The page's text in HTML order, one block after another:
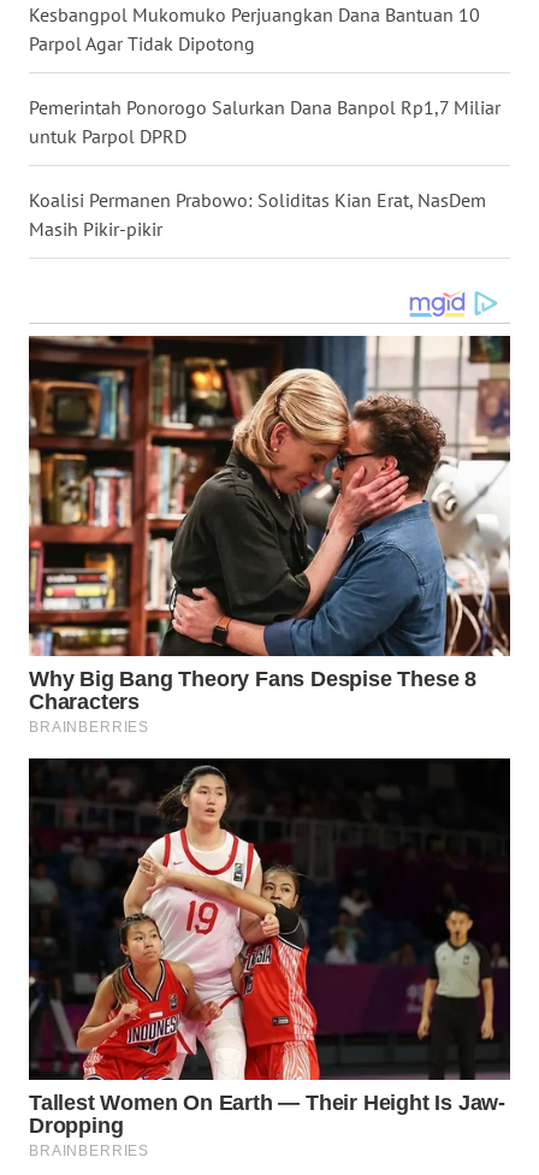
Kesbangpol Mukomuko Perjuangkan Dana Bantuan 10
Parpol Agar Tidak Dipotong
Pemerintah Ponorogo Salurkan Dana Banpol Rp1,7 Miliar
untuk Parpol DPRD
Koalisi Permanen Prabowo: Soliditas Kian Erat, NasDem
Masih Pikir-pikir
WN
KALTIM
WN
SULSEL
WN
GORONTALO
WN
MALUKU
WN
MALUT
WN
DAIRI
WN
DANAU
TOBA
WN
WN
TAPANULI
SELATAN
WN
TANJUNG
LESUNG
WN